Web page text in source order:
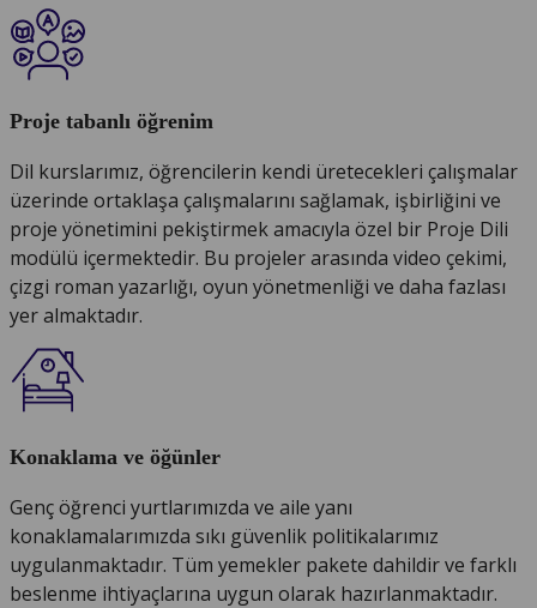
Proje tabanlı öğrenim
Dil kurslarımız, öğrencilerin kendi üretecekleri çalışmalar
üzerinde ortaklaşa çalışmalarını sağlamak, işbirliğini ve
proje yönetimini pekiştirmek amacıyla özel bir Proje Dili
modülü içermektedir. Bu projeler arasında video çekimi,
çizgi roman yazarlığı, oyun yönetmenliği ve daha fazlası
yer almaktadır.
Konaklama ve öğünler
Genç öğrenci yurtlarımızda ve aile yanı
konaklamalarımızda sıkı güvenlik politikalarımız
uygulanmaktadır. Tüm yemekler pakete dahildir ve farklı
beslenme ihtiyaçlarına uygun olarak hazırlanmaktadır.